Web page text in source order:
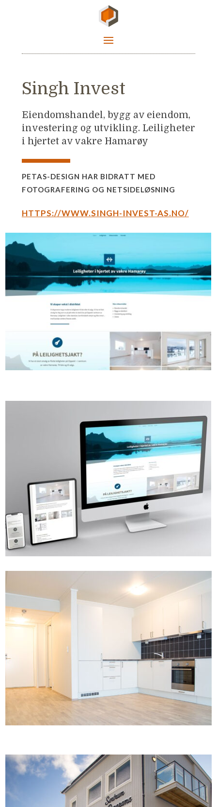
Singh Invest
Eiendomshandel, bygg av eiendom,
investering og utvikling. Leiligheter
i hjertet av vakre Hamarøy
PETAS-DESIGN HAR BIDRATT MED
FOTOGRAFERING OG NETSIDELØSNING
HTTPS://WWW.SINGH-INVEST-AS.NO/